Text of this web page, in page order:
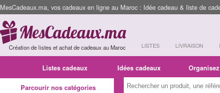
MesCadeaux.ma, vos cadeaux en ligne au Maroc : Idée cadeau & liste de
Création de listes et achat de cadeaux au Maroc LISTES LIVRAISON
Listes cadeaux Idées cadeaux
Parcourir nos catégories